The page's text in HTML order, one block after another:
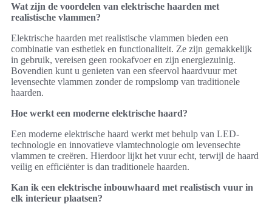
Wat zijn de voordelen van elektrische haarden met
realistische vlammen?
Elektrische haarden met realistische vlammen bieden een
combinatie van esthetiek en functionaliteit. Ze zijn gemakkelijk
in gebruik, vereisen geen rookafvoer en zijn energiezuinig.
Bovendien kunt u genieten van een sfeervol haardvuur met
levensechte vlammen zonder de rompslomp van traditionele
haarden.
Hoe werkt een moderne elektrische haard?
Een moderne elektrische haard werkt met behulp van LED-
technologie en innovatieve vlamtechnologie om levensechte
vlammen te creëren. Hierdoor lijkt het vuur echt, terwijl de haard
veilig en efficiënter is dan traditionele haarden.
Kan ik een elektrische inbouwhaard met realistisch vuur in
elk interieur plaatsen?